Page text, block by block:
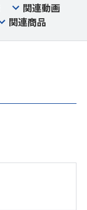
関連動画
関連商品